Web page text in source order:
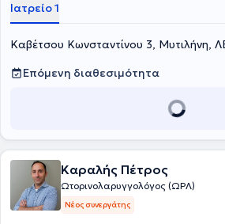
Ιατρείο 1
Καβέτσου Κωνσταντίνου 3, Μυτιλήνη,
Επόμενη διαθεσιμότητα
Καραλής Πέτρος
Ωτορινολαρυγγολόγος (ΩΡΛ)
Νέος συνεργάτης